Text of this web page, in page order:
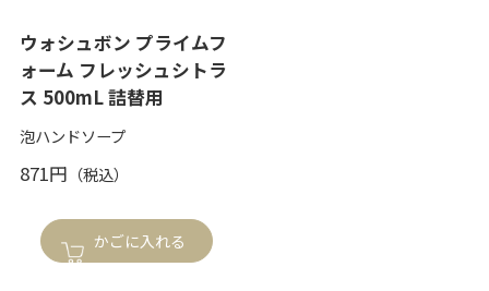
ウォシュボン プライムフ
ォーム フレッシュシトラ
ス 500mL 詰替用
泡ハンドソープ
871円
かごに入れる